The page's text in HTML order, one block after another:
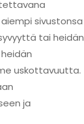
sivustonsa
tai heidän
uskottavuutta.
ja